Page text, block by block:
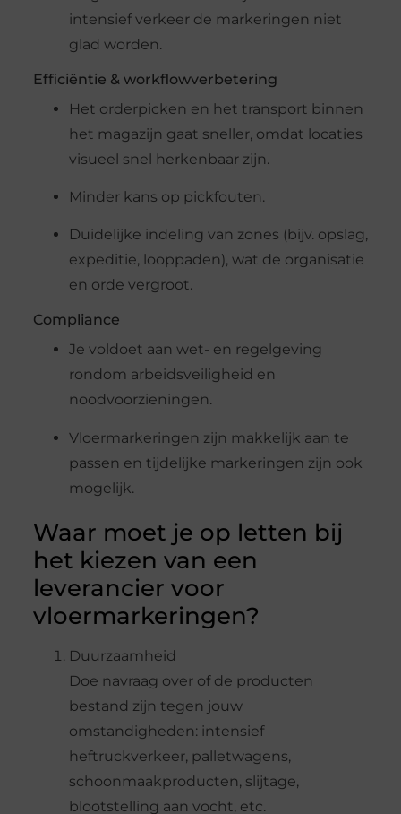
intensief verkeer de markeringen niet
glad worden.
Efficiëntie & workflowverbetering
Het orderpicken en het transport binnen
het magazijn gaat sneller, omdat locaties
visueel snel herkenbaar zijn.
Minder kans op pickfouten.
Duidelijke indeling van zones (bijv. opslag,
expeditie, looppaden), wat de organisatie
en orde vergroot.
Compliance
Je voldoet aan wet- en regelgeving
rondom arbeidsveiligheid en
noodvoorzieningen.
Vloermarkeringen zijn makkelijk aan te
passen en tijdelijke markeringen zijn ook
mogelijk.
Waar moet je op letten bij
het kiezen van een
leverancier voor
vloermarkeringen?
Duurzaamheid
Doe navraag over of de producten
bestand zijn tegen jouw
omstandigheden: intensief
heftruckverkeer, palletwagens,
schoonmaakproducten, slijtage,
blootstelling aan vocht, etc.